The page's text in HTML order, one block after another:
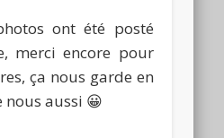
ont été posté
merci encore pour
ça nous garde en
nous aussi 😀